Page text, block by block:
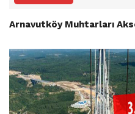
Arnavutköy Muhtarları